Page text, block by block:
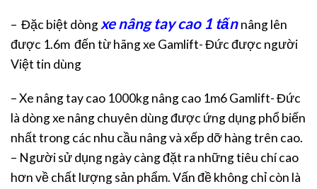
– Đặc biệt dòng xe nâng tay cao 1 tấn nâng lên
được 1.6m đến từ hãng xe Gamlift- Đức được người
Việt tin dùng
– Xe nâng tay cao 1000kg nâng cao 1m6 Gamlift- Đức
là dòng xe nâng chuyên dùng được ứng dụng phổ biến
nhất trong các nhu cầu nâng và xếp dỡ hàng trên cao.
– Người sử dụng ngày càng đặt ra những tiêu chí cao
hơn về chất lượng sản phẩm. Vấn đề không chỉ còn là